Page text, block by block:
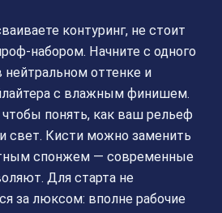
контуринг, не стоит
Начните с одного
нейтральном оттенке и
с влажным финишем.
чтобы понять, как ваш рельеф
свет. Кисти можно заменить
спонжем — современные
Для старта не
за люксом: вполне рабочие